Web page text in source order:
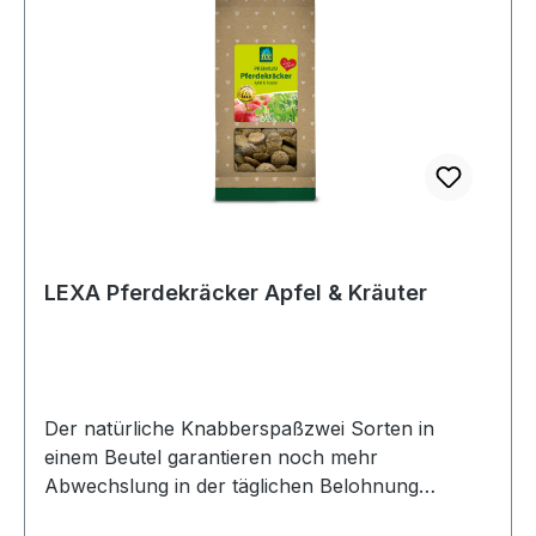
LEXA Pferdekräcker Apfel & Kräuter
Der natürliche Knabberspaßzwei Sorten in
einem Beutel garantieren noch mehr
Abwechslung in der täglichen Belohnung